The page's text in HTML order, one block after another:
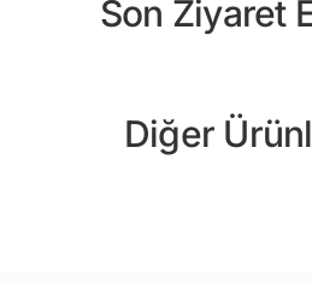
Son Ziyaret
Diğer